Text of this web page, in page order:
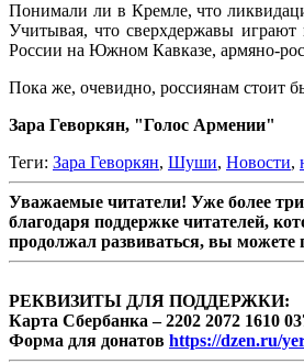
Понимали ли в Кремле, что
Учитывая, что сверхдержавы играют
России на Южном Кавказе, армяно-
Пока же, очевидно, россиянам стоит
Зара Геворкян, "Голос Армении"
Теги: Зара Геворкян, Шуши, Новости,
Уважаемые читатели! Уже более
благодаря поддержке читателей,
продолжал развиваться, вы можете
РЕКВИЗИТЫ ДЛЯ ПОДДЕРЖКИ:
Карта Сбербанка – 2202 2072 1610
Форма для донатов https://dzen.ru/